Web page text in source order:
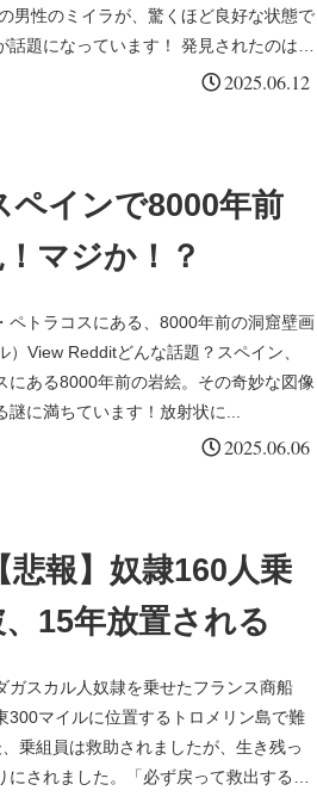
男性のミイラが、驚くほど良好な状態で
話題になっています！ 発見されたのは
2025.06.12
ペインで8000年前
マジか！？
ペトラコスにある、8000年前の洞窟壁画
）View Redditどんな話題？スペイン、
にある8000年前の岩絵。その奇妙な図像
に満ちています！放射状に...
2025.06.06
悲報】奴隷160人乗
15年放置される
ガスカル人奴隷を乗せたフランス商船
300マイルに位置するトロメリン島で難
乗組員は救助されましたが、生き残っ
にされました。「必ず戻って救出する」